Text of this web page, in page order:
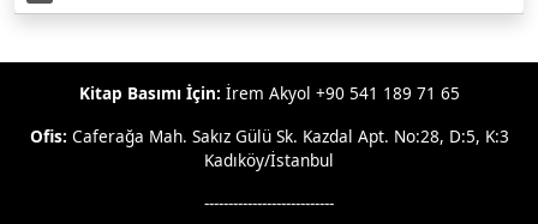
Kitap Basımı İçin: İrem Akyol +90 541 189 71 65
Ofis: Caferağa Mah. Sakız Gülü Sk. Kazdal Apt. No:28, D:5, K:3
Kadıköy/İstanbul
---------------------------